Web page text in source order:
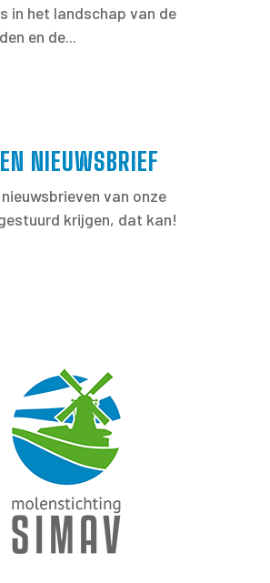
in het landschap van de
en de...
NIEUWSBRIEF
van onze
krijgen, dat kan!